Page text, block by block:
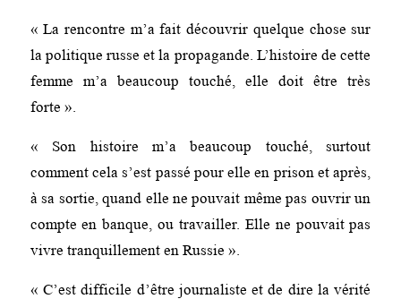
« La rencontre m’a fait découvrir quelque chose sur
la politique russe et la propagande. L’histoire de cette
femme m’a beaucoup touché, elle doit être très
forte ».
« Son histoire m’a beaucoup touché, surtout
comment cela s’est passé pour elle en prison et après,
à sa sortie, quand elle ne pouvait même pas ouvrir un
compte en banque, ou travailler. Elle ne pouvait pas
vivre tranquillement en Russie ».
« C’est difficile d’être journaliste et de dire la vérité